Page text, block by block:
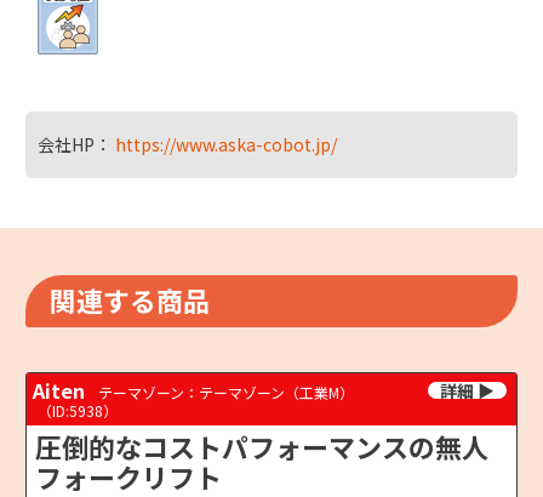
会社HP： https://www.aska-cobot.jp/
関連する商品
Aiten
テーマゾーン：テーマゾーン（工業M）
（ID:5938）
圧倒的なコストパフォーマンスの無人
フォークリフト